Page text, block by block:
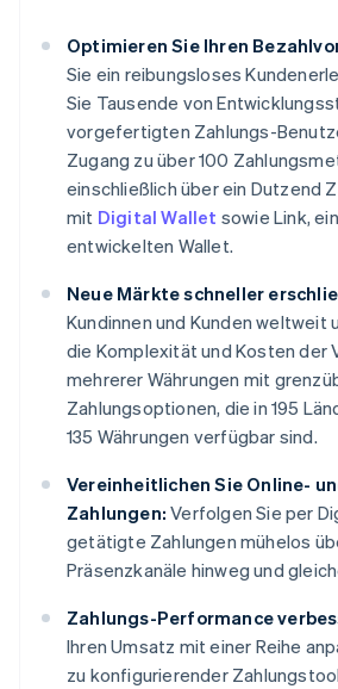
Optimieren Sie Ihren
Sie ein reibungsloses
Sie Tausende von
vorgefertigten Zahlungs-
Zugang zu über 100
einschließlich über ein Dutzend
mit Digital Wallet sowie Link,
entwickelten Wallet.
Neue Märkte schneller
Kundinnen und Kunden weltweit
die Komplexität und Kosten der
mehrerer Währungen mit
Zahlungsoptionen, die in 195
135 Währungen verfügbar sind.
Vereinheitlichen Sie Online-
Zahlungen: Verfolgen Sie per
getätigte Zahlungen mühelos
Präsenzkanäle hinweg und
Zahlungs-Performance
Ihren Umsatz mit einer Reihe
zu konfigurierender